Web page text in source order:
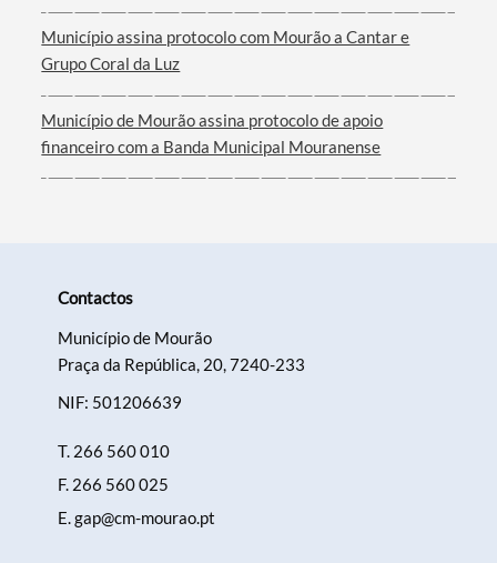
Município assina protocolo com Mourão a Cantar e
Grupo Coral da Luz
Município de Mourão assina protocolo de apoio
financeiro com a Banda Municipal Mouranense
Contactos
Município de Mourão
Praça da República, 20, 7240-233
NIF: 501206639
T. 266 560 010
F. 266 560 025
E.gap@cm-mourao.pt